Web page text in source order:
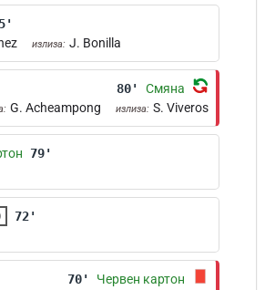
излиза: J. Bonilla
80' Смяна
G. Acheampong излиза: S. Viveros
79'
72'
70'
Червен картон